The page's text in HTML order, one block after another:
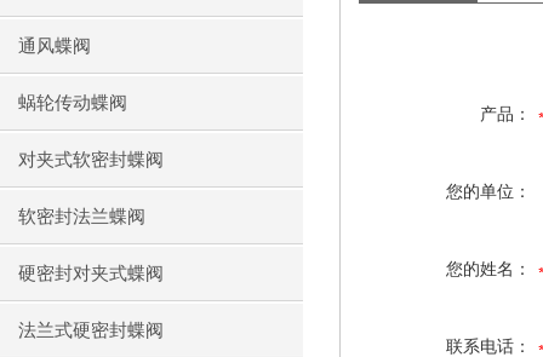
通风蝶阀
蜗轮传动蝶阀
对夹式软密封蝶阀
软密封法兰蝶阀
硬密封对夹式蝶阀
法兰式硬密封蝶阀
产品：
您的单位：
您的姓名：
联系电话：